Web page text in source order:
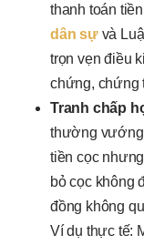
thanh toán
dân sựvà
trọn vẹn điều
chứng, chứng
Tranh chấp
thường vướng
tiền cọc
bỏ cọc không
đồng không
Ví dụ thực tế: